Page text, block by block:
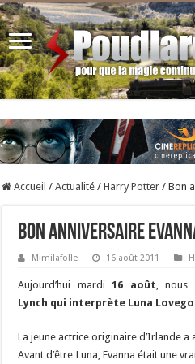
Accueil / Actualité / Harry Potter / Bon
Bon anniversaire
Mimilafolle 16 août 2011
Aujourd’hui mardi16 août, nous
Lynch qui interprète Luna
La jeune actrice originaire d’Irlande a
Avant d’être Luna, Evanna était une